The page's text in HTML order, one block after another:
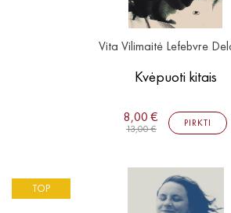
Vita Vilimaitė Lefebvre
Kvėpuoti kitais
8,00 €
13,00 €
PIRKTI
TOP